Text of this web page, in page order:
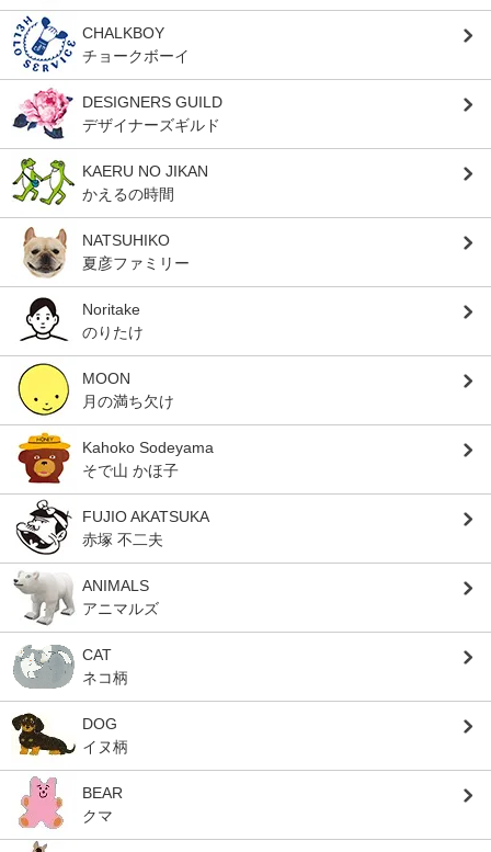
CHALKBOY
チョークボーイ
DESIGNERS GUILD
デザイナーズギルド
KAERU NO JIKAN
かえるの時間
NATSUHIKO
夏彦ファミリー
Noritake
のりたけ
MOON
月の満ち欠け
Kahoko Sodeyama
そで山 かほ子
FUJIO AKATSUKA
赤塚 不二夫
ANIMALS
アニマルズ
CAT
ネコ柄
DOG
イヌ柄
BEAR
クマ